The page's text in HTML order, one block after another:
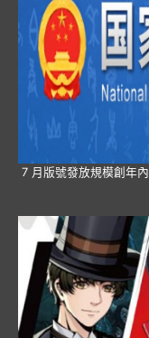
7 月版號發放規模創年